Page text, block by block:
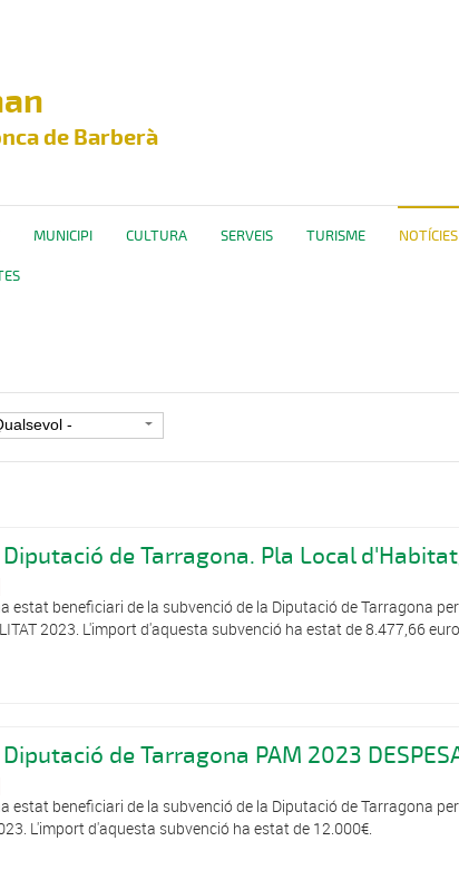
de Barberà
MUNICIPI CULTURA SERVEIS TURISME NOTÍCIES
de Tarragona. Pla Local
estat beneficiari de la subvenció de la Diputació de Tarragona
2023. L'import d'aquesta subvenció ha estat de 8.477,66
de Tarragona PAM 2023
estat beneficiari de la subvenció de la Diputació de Tarragona
L'import d'aquesta subvenció ha estat de 12.000€.